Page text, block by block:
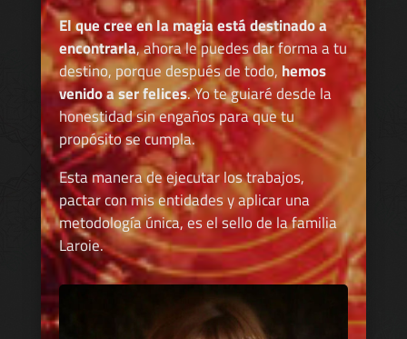
El que cree en la magia está destinado a
encontrarla, ahora le puedes dar forma a tu
destino, porque después de todo, hemos
venido a ser felices. Yo te guiaré desde la
honestidad sin engaños para que tu
propósito se cumpla.
Esta manera de ejecutar los trabajos,
pactar con mis entidades y aplicar una
metodología única, es el sello de la familia
Laroie.